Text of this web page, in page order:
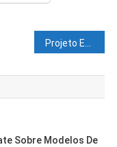
Projeto Esporte na Cidade entrega uniforme a nova turma de futebol feminino
Sobre Modelos De